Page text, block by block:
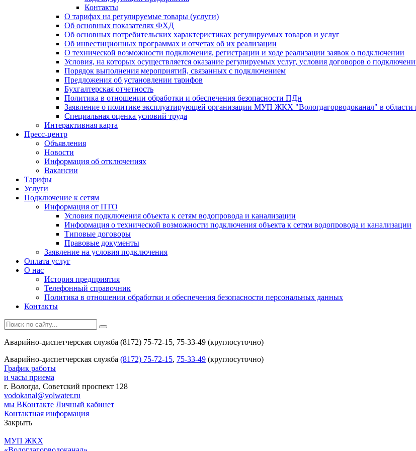
Контакты
О тарифах на регулируемые товары (услуги)
Об основных показателях ФХД
Об основных потребительских характеристиках регулируемых товаров и услуг
Об инвестиционных программах и отчетах об их реализации
О технической возможности подключения, регистрации и ходе реализации заявок о подключении
Условия, на которых осуществляется оказание регулируемых услуг, условия договоров о
Порядок выполнения мероприятий, связанных с подключением
Предложения об установлении тарифов
Бухгалтерская отчетность
Политика в отношении обработки и обеспечения безопасности ПДн
Заявление о политике эксплуатирующей организации МУП ЖКХ "Вологдагорводоканал" в области
Специальная оценка условий труда
Интерактивная карта
Пресс-центр
Объявления
Новости
Информация об отключениях
Вакансии
Тарифы
Услуги
Подключение к сетям
Информация от ПТО
Условия подключения объекта к сетям водопровода и канализации
Информация о технической возможности подключения объекта к сетям водопровода и канализации
Типовые договоры
Правовые документы
Заявление на условия подключения
Оплата услуг
О нас
История предприятия
Телефонный справочник
Политика в отношении обработки и обеспечения безопасности персональных данных
Контакты
Аварийно-диспетчерская служба (8172) 75-72-15, 75-33-49 (круглосуточно)
Аварийно-диспетчерская служба (8172) 75-72-15, 75-33-49 (круглосуточно)
График работы
и часы приема
г. Вологда, Советский проспект 128
vodokanal@volwater.ru
мы ВКонтакте Личный кабинет
Контактная информация
Закрыть
МУП ЖКХ